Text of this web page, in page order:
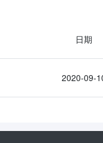
日期
2020-09-